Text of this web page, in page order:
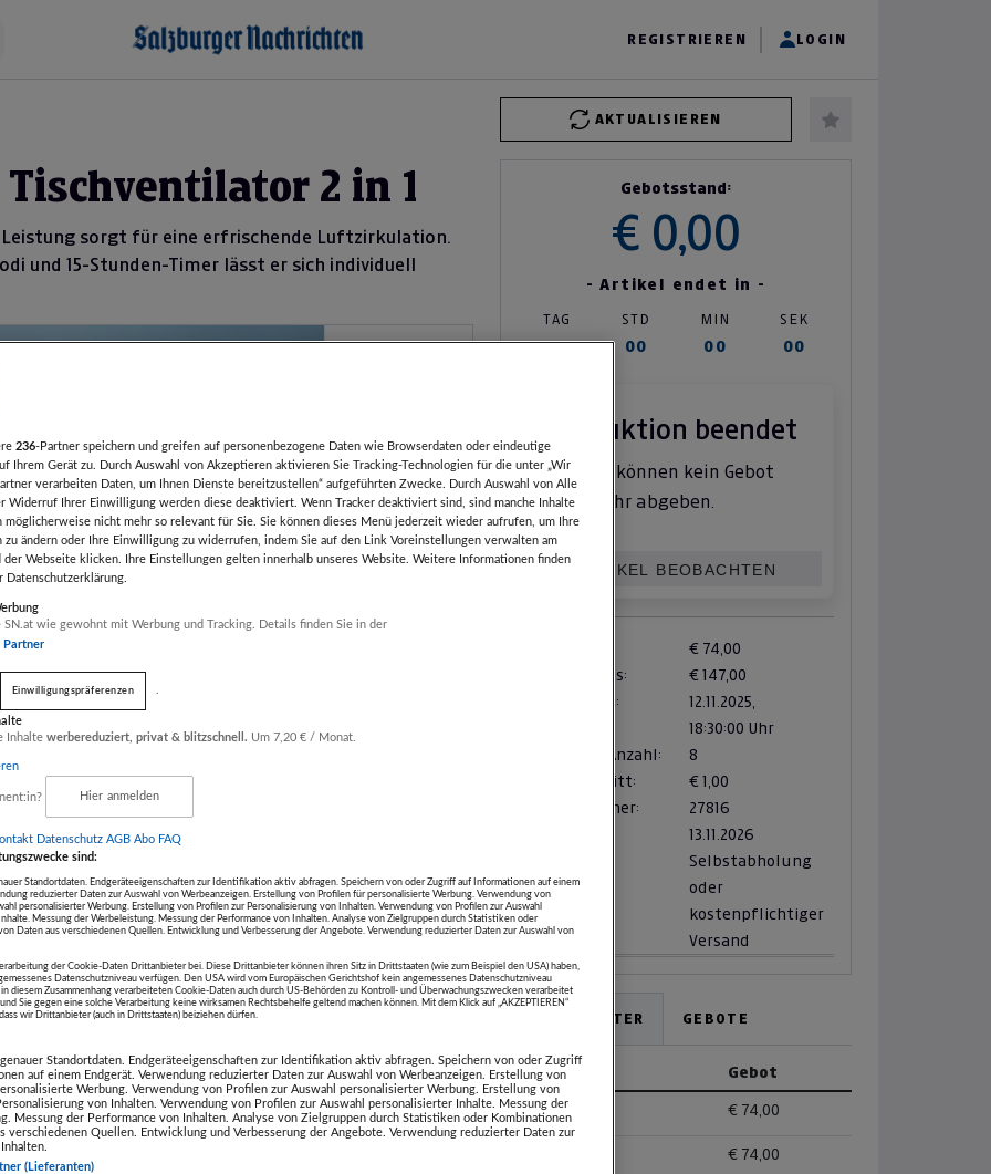
REGISTRIEREN LOGIN
AKTUALISIEREN
2 in 1
sorgt für eine erfrischende Luftzirkulation.
und 15-Stunden-Timer lässt er sich individuell
Lösung für heiße Tage. Mit 50 Watt Leistung sorgt
Er bietet vielseitige Einstellungen wie einen
und 3 Brisenmodi, die du individuell
und einer vertikalen Oszillation von 90 Grad
Bedienung ist mühelos über ein modernes LED-
möglich.
Gebotsstand:
€ 0,00
- Artikel endet in -
TAG STD MIN SEK
00 00 00 00
Auktion beendet
Sie können kein Gebot
mehr abgeben.
ARTIKEL BEOBACHTEN
€ 74,00
Verkaufspreis:
€ 147,00
Zuschlag am:
12.11.2025,
18:30:00 Uhr
verfügbare Anzahl:
8
Mindestschritt:
€ 1,00
Artikelnummer:
27816
13.11.2026
Selbstabholung
oder
kostenpflichtiger
Versand
HÖCHSTBIETER GEBOTE
Biet-Alias Gebot
Geistlinger € 74,00
€ 74,00
236-Partner speichern und greifen auf personenbezogene Daten wie Browserdaten oder eindeutige
Ihrem Gerät zu. Durch Auswahl von Akzeptieren aktivieren Sie Tracking-Technologien für die unter „Wir
verarbeiten Daten, um Ihnen Dienste bereitzustellen“ aufgeführten Zwecke. Durch Auswahl von Alle
Widerruf Ihrer Einwilligung werden diese deaktiviert. Wenn Tracker deaktiviert sind, sind manche Inhalte
möglicherweise nicht mehr so relevant für Sie. Sie können dieses Menü jederzeit wieder aufrufen, um Ihre
zu ändern oder Ihre Einwilligung zu widerrufen, indem Sie auf den Link Voreinstellungen verwalten am
der Webseite klicken. Ihre Einstellungen gelten innerhalb unseres Website. Weitere Informationen finden
Datenschutzerklärung.
SN.at wie gewohnt mit Werbung und Tracking. Details finden Sie in der
Partner
Einwilligungspräferenzen
Inhalte werbereduziert, privat & blitzschnell. Um 7,20 € / Monat.
Hier anmelden
Datenschutz AGB Abo FAQ
sind:
Standortdaten. Endgeräteeigenschaften zur Identifikation aktiv abfragen. Speichern von oder Zugriff auf Informationen auf einem
reduzierter Daten zur Auswahl von Werbeanzeigen. Erstellung von Profilen für personalisierte Werbung. Verwendung von
personalisierter Werbung. Erstellung von Profilen zur Personalisierung von Inhalten. Verwendung von Profilen zur Auswahl
Messung der Werbeleistung. Messung der Performance von Inhalten. Analyse von Zielgruppen durch Statistiken oder
Daten aus verschiedenen Quellen. Entwicklung und Verbesserung der Angebote. Verwendung reduzierter Daten zur Auswahl von
der Cookie-Daten Drittanbieter bei. Diese Drittanbieter können ihren Sitz in Drittstaaten (wie zum Beispiel den USA) haben,
Datenschutzniveau verfügen. Den USA wird vom Europäischen Gerichtshof kein angemessenes Datenschutzniveau
diesem Zusammenhang verarbeiteten Cookie-Daten auch durch US-Behörden zu Kontroll- und Überwachungszwecken verarbeitet
Sie gegen eine solche Verarbeitung keine wirksamen Rechtsbehelfe geltend machen können. Mit dem Klick auf „AKZEPTIEREN“
wir Drittanbieter (auch in Drittstaaten) beiziehen dürfen.
Standortdaten. Endgeräteeigenschaften zur Identifikation aktiv abfragen. Speichern von oder Zugriff
auf einem Endgerät. Verwendung reduzierter Daten zur Auswahl von Werbeanzeigen. Erstellung von
Werbung. Verwendung von Profilen zur Auswahl personalisierter Werbung. Erstellung von
von Inhalten. Verwendung von Profilen zur Auswahl personalisierter Inhalte. Messung der
Messung der Performance von Inhalten. Analyse von Zielgruppen durch Statistiken oder Kombinationen
verschiedenen Quellen. Entwicklung und Verbesserung der Angebote. Verwendung reduzierter Daten zur
(Lieferanten)